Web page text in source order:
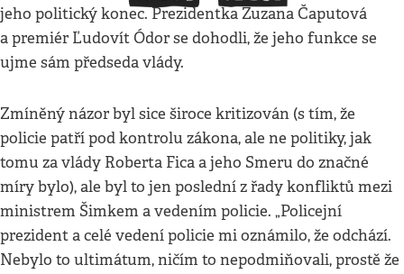
jeho politický konec. Prezidentka Zuzana Čaputová
a premiér Ľudovít Ódor se dohodli, že jeho funkce se
ujme sám předseda vlády.
Zmíněný názor byl sice široce kritizován (s tím, že
policie patří pod kontrolu zákona, ale ne politiky, jak
tomu za vlády Roberta Fica a jeho Smeru do značné
míry bylo), ale byl to jen poslední z řady konfliktů mezi
ministrem Šimkem a vedením policie. „Policejní
prezident a celé vedení policie mi oznámilo, že odchází.
Nebylo to ultimátum, ničím to nepodmiňovali, prostě že